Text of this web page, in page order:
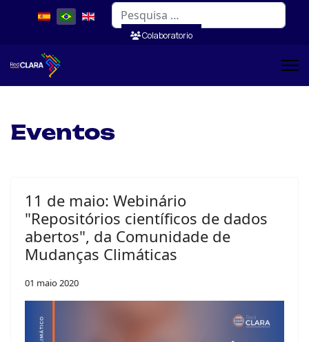
Pesquisar
Colaboratorio
Eventos
11 de maio: Webinário
"Repositórios científicos de dados
abertos", da Comunidade de
Mudanças Climáticas
01 maio 2020